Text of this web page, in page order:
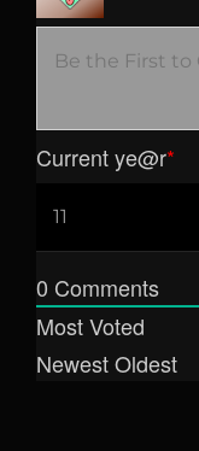
Current ye@r*
0 Comments
Most Voted
NewestOldest